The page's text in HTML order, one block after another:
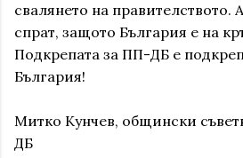
свалянето на правителството.
спрат, защото България е на
Подкрепата за ПП-ДБ е
България!
Митко Кунчев, общински
ДБ